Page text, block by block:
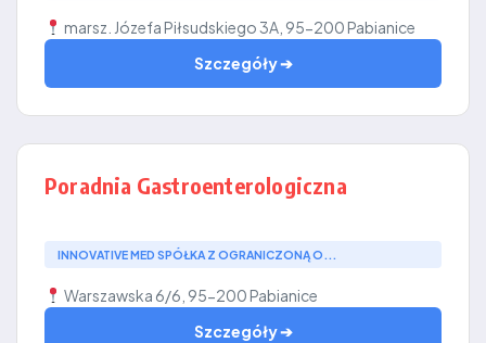
marsz. Józefa Piłsudskiego 3A, 95-200 Pabianice
Szczegóły ➔
Poradnia Gastroenterologiczna
INNOVATIVE MED SPÓŁKA Z OGRANICZONĄ O...
Warszawska 6/6, 95-200 Pabianice
Szczegóły ➔